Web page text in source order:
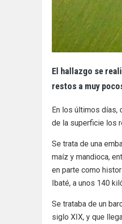
El hallazgo se
restos a muy
En los últimos días,
de la superficie los
Se trata de una
maíz y mandioca,
en parte como
Ibaté, a unos 140
Se trataba de un
siglo XIX, y que